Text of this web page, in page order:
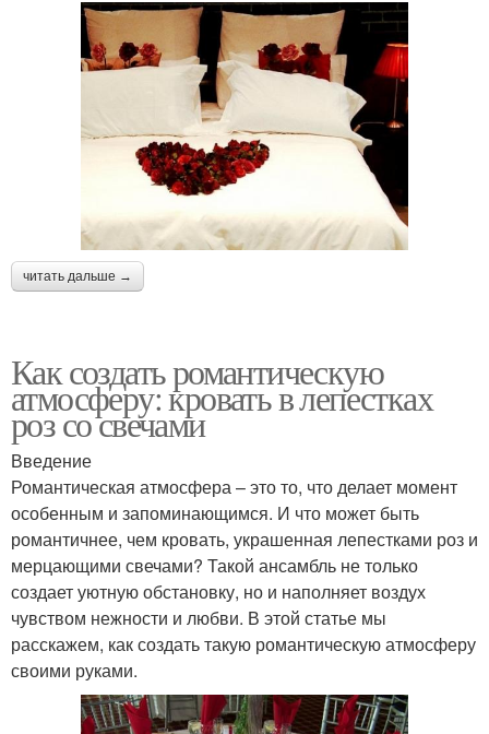
читать дальше →
Как создать романтическую
атмосферу: кровать в лепестках
роз со свечами
Введение
Романтическая атмосфера – это то, что делает момент
особенным и запоминающимся. И что может быть
романтичнее, чем кровать, украшенная лепестками роз и
мерцающими свечами? Такой ансамбль не только
создает уютную обстановку, но и наполняет воздух
чувством нежности и любви. В этой статье мы
расскажем, как создать такую романтическую атмосферу
своими руками.